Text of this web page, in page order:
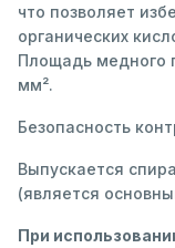
что позволяет
органических
Площадь медного
мм².
Безопасность
Выпускается
(является
При